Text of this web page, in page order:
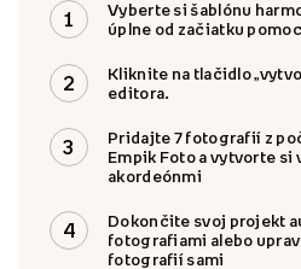
1
Vyberte si šablónu
úplne od začiatku
2
Kliknite na tlačidlo
editora.
3
Pridajte 7 fotografií z
Empik Foto a vytvorte si
akordeónmi
4
Dokončite svoj projekt
fotografiami alebo
fotografií sami